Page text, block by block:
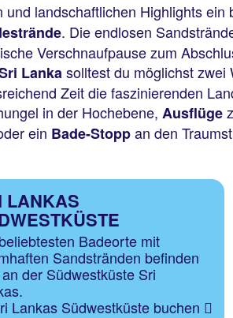
landschaftlichen Highlights
. Die endlosen
Verschnaufpause zum
Lankasolltest du möglichst zwei
Zeit die faszinierenden
in der Hochebene, Ausflüge
ein Bade-Stoppan den
LANKAS
Badeorte mit
Sandstränden befinden
der Südwestküste Sri
Lankas Südwestküste buchen